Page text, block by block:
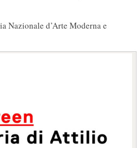
Nazionale d’Arte Moderna e